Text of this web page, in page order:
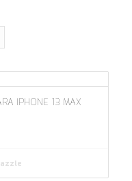
IPHONE 13 MAX